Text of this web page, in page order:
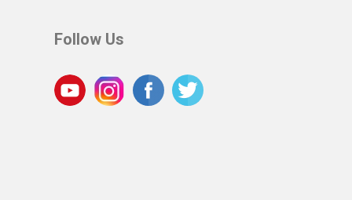
Follow Us